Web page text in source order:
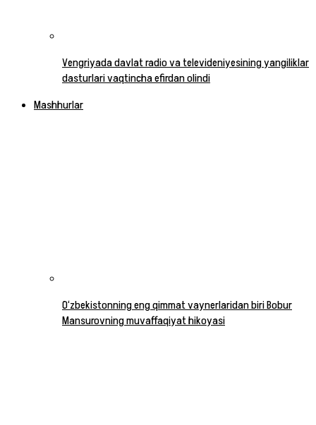
Vengriyada davlat radio va televideniyesining yangiliklar
dasturlari vaqtincha efirdan olindi
Mashhurlar
O‘zbekistonning eng qimmat vaynerlaridan biri Bobur
Mansurovning muvaffaqiyat hikoyasi